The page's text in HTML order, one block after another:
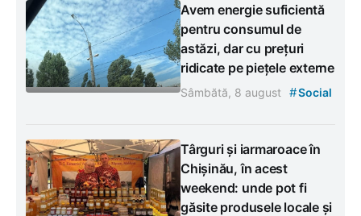
Avem energie suficientă
pentru consumul de
astăzi, dar cu prețuri
ridicate pe piețele externe
Sâmbătă, 8 august #Social
Târguri și iarmaroace în
Chișinău, în acest
weekend: unde pot fi
găsite produsele locale și